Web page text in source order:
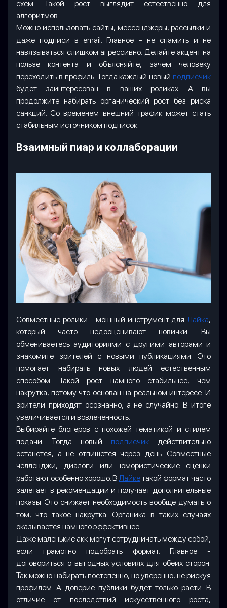
схем. Такой рост выглядит естественно для
алгоритмов.
Можно использовать сайты, мессенджеры, рассылки и
даже подписи в email. Главное - не спамить и не
навязываться слишком агрессивно. Делайте акцент на
пользе контента и объясняйте, зачем человеку
переходить в профиль. Тогда каждый новый подписчик
будет заинтересован в ваших роликах. А вы
продолжите набирать органический рост без риска
санкций. Со временем внешний трафик может стать
стабильным источником подписок.
Взаимный пиар и коллаборации
Совместные ролики - мощный инструмент для Лайка,
который часто недооценивают новички. Вы
обмениваетесь аудиториями с другими авторами и
знакомите зрителей с новыми публикациями. Это
помогает набирать новых людей естественным
способом. Такой рост намного стабильнее, чем
накрутка, потому что основан на реальном интересе. И
зрители приходят осознанно, а не случайно. В итоге
увеличивается и вовлеченность.
Выбирайте блогеров с похожей тематикой и стилем
подачи. Тогда новый подписчик
действительно
останется, а не отпишется через день. Совместные
челленджи, диалоги или юмористические сценки
работают особенно хорошо. ВЛайкетакой формат часто
залетает в рекомендации и получает дополнительные
показы. Это снижает необходимость вообще думать о
том, что такое накрутка. Органика в таких случаях
оказывается намного эффективнее.
Даже маленькие акк могут сотрудничать между собой,
если грамотно подобрать формат. Главное -
договориться о выгодных условиях для обеих сторон.
Так можно набирать постепенно, но уверенно, не рискуя
профилем. А доверие публики будет только расти. В
отличие от последствий искусственного роста,